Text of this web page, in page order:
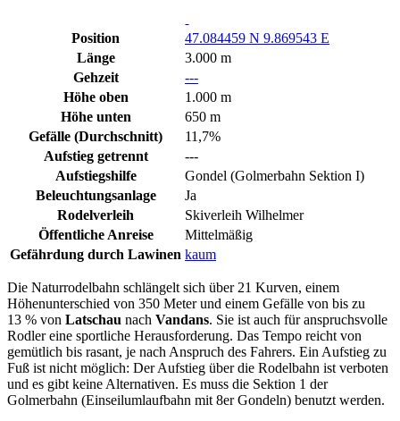
Position
47.084459 N 9.869543 E
Länge
3.000 m
Gehzeit
---
Höhe oben
1.000 m
Höhe unten
650 m
Gefälle (Durchschnitt)
11,7%
Aufstieg getrennt
---
Aufstiegshilfe
Gondel (Golmerbahn Sektion I)
Beleuchtungsanlage
Ja
Rodelverleih
Skiverleih Wilhelmer
Öffentliche Anreise
Mittelmäßig
Gefährdung durch Lawinen kaum
Die Naturrodelbahn schlängelt sich über 21 Kurven, einem
Höhenunterschied von 350 Meter und einem Gefälle von bis zu
13 % von Latschau nach Vandans. Sie ist auch für anspruchsvolle
Rodler eine sportliche Herausforderung. Das Tempo reicht von
gemütlich bis rasant, je nach Anspruch des Fahrers. Ein Aufstieg zu
Fuß ist nicht möglich: Der Aufstieg über die Rodelbahn ist verboten
und es gibt keine Alternativen. Es muss die Sektion 1 der
Golmerbahn (Einseilumlaufbahn mit 8er Gondeln) benutzt werden.